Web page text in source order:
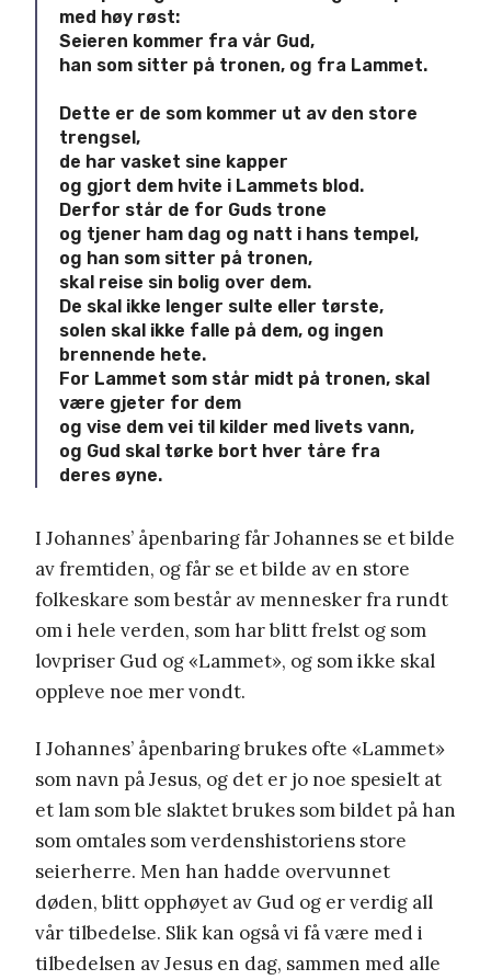
med høy røst:
Seieren kommer fra vår Gud,
han som sitter på tronen, og fra Lammet.
Dette er de som kommer ut av den store
trengsel,
de har vasket sine kapper
og gjort dem hvite i Lammets blod.
Derfor står de for Guds trone
og tjener ham dag og natt i hans tempel,
og han som sitter på tronen,
skal reise sin bolig over dem.
De skal ikke lenger sulte eller tørste,
solen skal ikke falle på dem, og ingen
brennende hete.
For Lammet som står midt på tronen, skal
være gjeter for dem
og vise dem vei til kilder med livets vann,
og Gud skal tørke bort hver tåre fra
deres øyne.
I Johannes’ åpenbaring får Johannes se et bilde
av fremtiden, og får se et bilde av en store
folkeskare som består av mennesker fra rundt
om i hele verden, som har blitt frelst og som
lovpriser Gud og «Lammet», og som ikke skal
oppleve noe mer vondt.
I Johannes’ åpenbaring brukes ofte «Lammet»
som navn på Jesus, og det er jo noe spesielt at
et lam som ble slaktet brukes som bildet på han
som omtales som verdenshistoriens store
seierherre. Men han hadde overvunnet
døden, blitt opphøyet av Gud og er verdig all
vår tilbedelse. Slik kan også vi få være med i
tilbedelsen av Jesus en dag, sammen med alle